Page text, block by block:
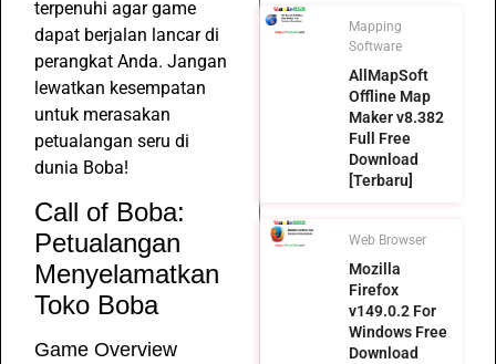
terpenuhi agar game
dapat berjalan lancar di
perangkat Anda. Jangan
lewatkan kesempatan
untuk merasakan
petualangan seru di
dunia Boba!
Call of Boba:
Petualangan
Menyelamatkan
Toko Boba
Game Overview
Mapping
Software
AllMapSoft
Offline Map
Maker v8.382
Full Free
Download
[Terbaru]
Web Browser
Mozilla
Firefox
v149.0.2 For
Windows Free
Download